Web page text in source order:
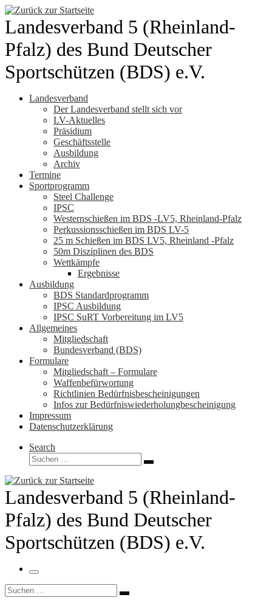
Zum
Inhalt
springen
Landesverband 5 (Rheinland-
Pfalz) des Bund Deutscher
Sportschützen (BDS) e.V.
Landesverband
Der Landesverband stellt sich vor
LV-Aktuelles
Präsidium
Geschäftsstelle
Ausbildung
Archiv
Termine
Sportprogramm
Steel Challenge
IPSC
Westernschießen im BDS -LV5, Rheinland-Pfalz
Perkussionsschießen im BDS LV-5
25 m Schießen im BDS LV5, Rheinland -Pfalz
50m Disziplinen des BDS
Wettkämpfe
Ergebnisse
Ausbildung
BDS Standardprogramm
IPSC Ausbildung
IPSC SuRT Vorbereitung im LV5
Allgemeines
Mitgliedschaft
Bundesverband (BDS)
Formulare
Mitgliedschaft – Formulare
Waffenbefürwortung
Richtlinien Bedürfnisbescheinigungen
Infos zur Bedürfniswiederholungbescheinigung
Impressum
Datenschutzerklärung
Search
Suche
Suchen …
Landesverband 5 (Rheinland-
Pfalz) des Bund Deutscher
Sportschützen (BDS) e.V.
Menü
Suche
Suchen …